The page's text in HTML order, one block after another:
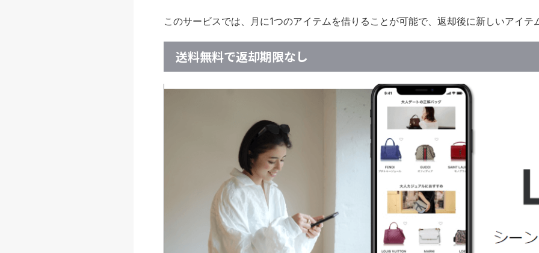
このサービスでは、月に1つのアイテムを借りることが可能で、返却後に新しいアイ
送料無料で返却期限なし